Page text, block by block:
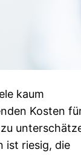
kaum
Kosten
ist riesig, die